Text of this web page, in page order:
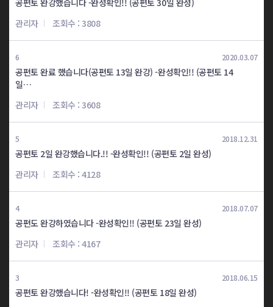
중123 2일완성
김*형 박*환
중123 3일완성 중123 3일완성
이*우
김*엽 전*일
최*민 이*수
중123 5일완성 고123 4일완성
공편토 완강했습니다 -완성확인!! (공편토 30일 완성)
관리자
조회수 : 3808
6 2020.03.07
공편토 완료 했습니다(공편토 13일 완강) -완성확인!! (공편토 14
일…
관리자
조회수 : 3608
5 2018.12.31
공편토 2일 완강했습니다.!! -완성확인!! (공편토 2일 완성)
관리자
조회수 : 4128
4 2018.07.07
공편도 완강하였습니다 -완성확인!! (공편토 23일 완성)
관리자
조회수 : 4167
3 2018.06.15
공편토 완강했습니다! -완성확인!! (공편토 18일 완성)